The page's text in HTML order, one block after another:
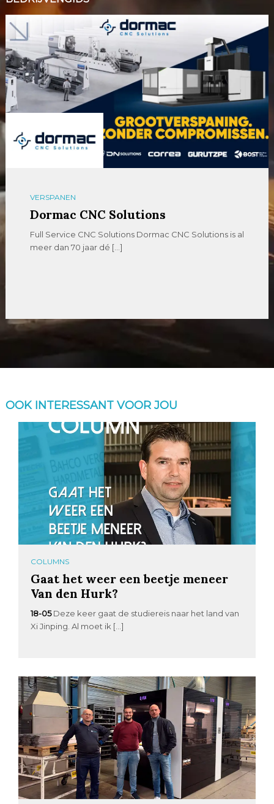
VERSPANEN
Dormac CNC Solutions
Full Service CNC Solutions Dormac CNC Solutions is al
meer dan 70 jaar dé […]
OOK INTERESSANT VOOR JOU
COLUMNS
Gaat het weer een beetje meneer
Van den Hurk?
18-05 Deze keer gaat de studiereis naar het land van
Xi Jinping. Al moet ik […]